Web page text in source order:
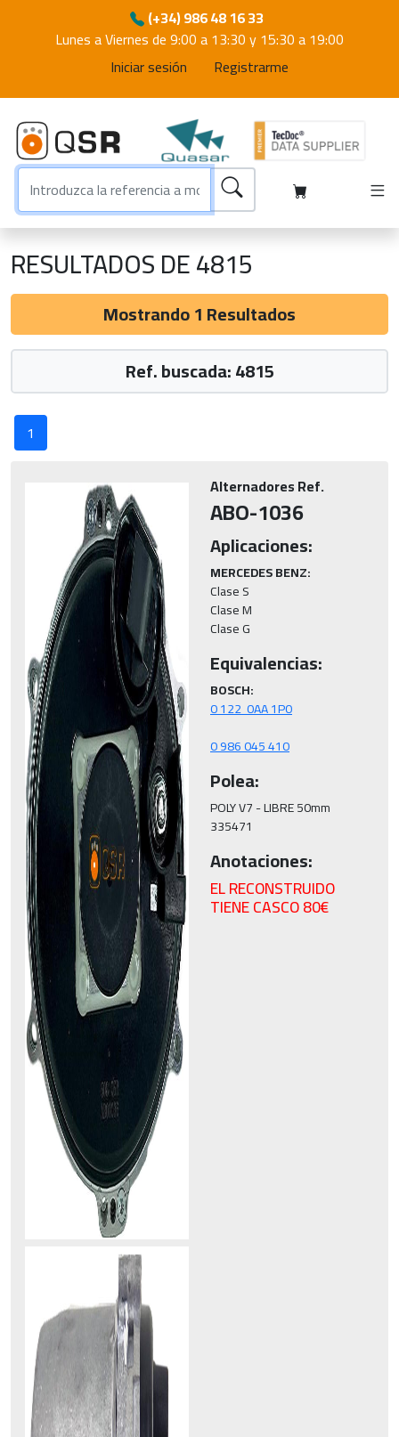
(+34) 986 48 16 33
Lunes a Viernes de 9:00 a 13:30 y 15:30 a 19:00
Iniciar sesión
Registrarme
RESULTADOS DE 4815
Mostrando 1 Resultados
Ref. buscada: 4815
1
Alternadores Ref.
ABO-1036
Aplicaciones:
MERCEDES BENZ:
Clase S
Clase M
Clase G
Equivalencias:
BOSCH:
0 986 045 410
Polea:
POLY V7 - LIBRE 50mm
335471
Anotaciones:
EL RECONSTRUIDO
TIENE CASCO 80€